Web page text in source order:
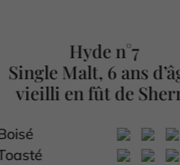
Hyde n°7
Single Malt, 6 ans
vieilli en fût de